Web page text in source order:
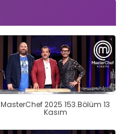
MasterChef 2025 153.Bölüm 13
Kasım